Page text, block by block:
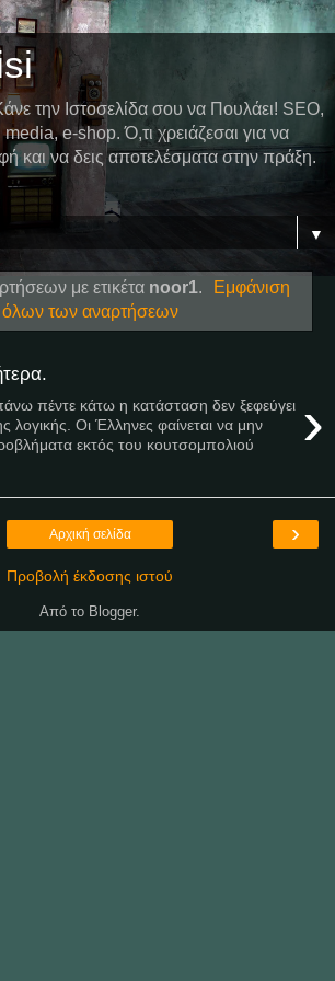
την Ιστοσελίδα σου να Πουλάει! SEO,
e-shop. Ό,τι χρειάζεσαι για να
και να δεις αποτελέσματα στην πράξη.
▼
με ετικέτα noor1.
Εμφάνιση
όλων των αναρτήσεων
›
πέντε κάτω η κατάσταση δεν ξεφεύγει
λογικής. Οι Έλληνες φαίνεται να μην
εκτός του κουτσομπολιού
›
Αρχική σελίδα
Προβολή έκδοσης ιστού
Από το Blogger.